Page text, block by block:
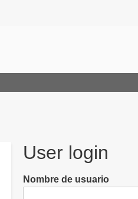
User login
Nombre de usuario